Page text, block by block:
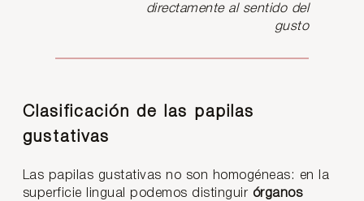
directamente al sentido del
gusto
Clasificación de las papilas
gustativas
Las papilas gustativas no son homogéneas: en la
superficie lingual podemos distinguir órganos